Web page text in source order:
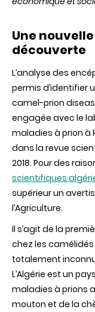
Une
découverte
L’analyse des
permis d’identifier
camel-prion
engagée avec le
maladies à prion à
dans la revue
2018. Pour des
scientifiques
supérieur un
l’Agriculture.
Il s’agit de la
chez les
totalement
L’Algérie est un
maladies à prions
mouton et de la